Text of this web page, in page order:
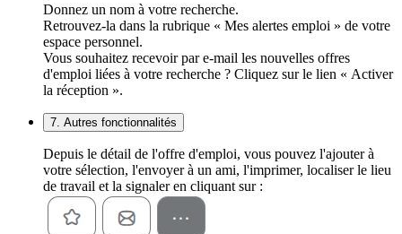
Donnez un nom à votre recherche.
Retrouvez-la dans la rubrique « Mes alertes emploi » de votre
espace personnel.
Vous souhaitez recevoir par e-mail les nouvelles offres
d'emploi liées à votre recherche ? Cliquez sur le lien « Activer
la réception ».
7. Autres fonctionnalités
Depuis le détail de l'offre d'emploi, vous pouvez l'ajouter à
votre sélection, l'envoyer à un ami, l'imprimer, localiser le lieu
de travail et la signaler en cliquant sur :